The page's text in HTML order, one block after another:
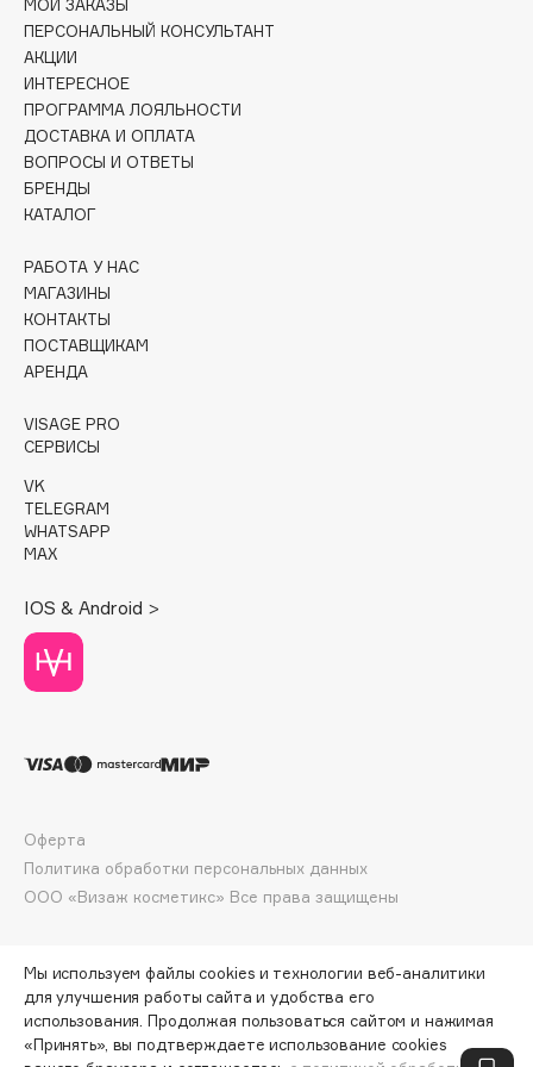
Collagenina
Consly
Corimo
CosRX
Cottolina
Crescina
Cunzite
D
d'Alba
DABO
DARLING*
Darphin
Davines
Deonica
Dior
Divage
Dolce & Gabbana
Dorco
Dr.Althea
ПО ЗОЛОТОЙ КАРТЕ: 5313 ₽
МОИ ЗАКАЗЫ
ПЕРСОНАЛЬНЫЙ КОНСУЛЬТАНТ
АКЦИИ
ИНТЕРЕСНОЕ
ПРОГРАММА ЛОЯЛЬНОСТИ
ДОСТАВКА И ОПЛАТА
ВОПРОСЫ И ОТВЕТЫ
БРЕНДЫ
КАТАЛОГ
РАБОТА У НАС
МАГАЗИНЫ
КОНТАКТЫ
ПОСТАВЩИКАМ
АРЕНДА
VISAGE PRO
СЕРВИСЫ
VK
TELEGRAM
WHATSAPP
MAX
IOS & Android >
ООО «Визаж косметикс» Все права защищены
Оферта
Политика обработки персональных данных
Мы используем файлы cookies и технологии веб-аналитики
для улучшения работы сайта и удобства его
использования. Продолжая пользоваться сайтом и нажимая
«Принять», вы подтверждаете использование cookies